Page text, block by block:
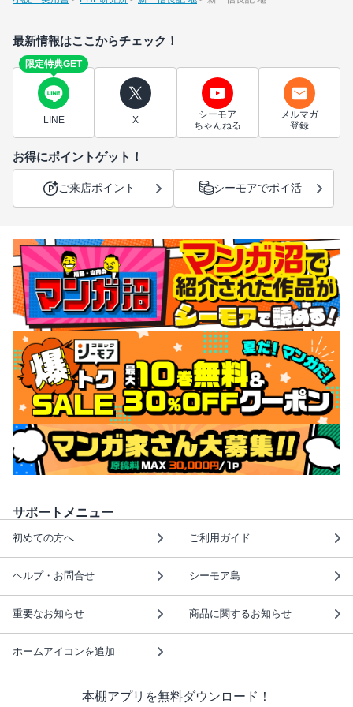
最新情報はここからチェック！
限定特典GET
LINE X
シーモア
ちゃんねる
メルマガ
登録
お得にポイントゲット！
ご来店ポイント シーモアでポイ活
サポートメニュー
初めての方へ ご利用ガイド
ヘルプ・お問合せ シーモア島
重要なお知らせ 商品に関するお知らせ
ホームアイコンを追加
本棚アプリを無料ダウンロード！